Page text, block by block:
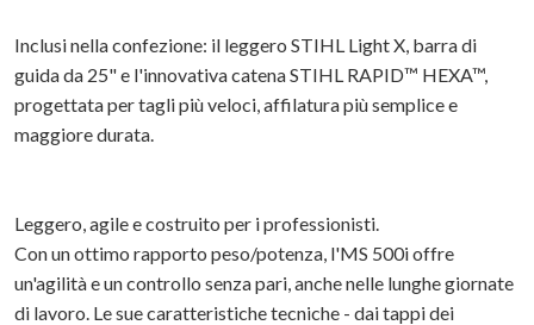
Inclusi nella confezione: il leggero STIHL Light X, barra di
guida da 25" e l'innovativa catena STIHL RAPID™ HEXA™,
progettata per tagli più veloci, affilatura più semplice e
maggiore durata.
Leggero, agile e costruito per i professionisti.
Con un ottimo rapporto peso/potenza, l'MS 500i offre
un'agilità e un controllo senza pari, anche nelle lunghe giornate
di lavoro. Le sue caratteristiche tecniche - dai tappi dei